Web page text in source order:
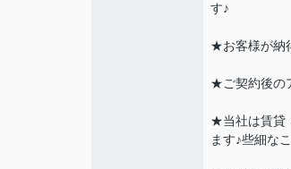
す♪
★お客様が納
★ご契約後の
★当社は賃貸
ます♪些細な